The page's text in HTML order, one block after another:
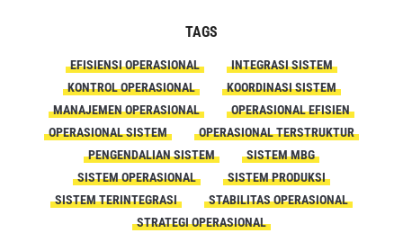
TAGS
EFISIENSI OPERASIONAL
INTEGRASI SISTEM
KONTROL OPERASIONAL
KOORDINASI SISTEM
MANAJEMEN OPERASIONAL
OPERASIONAL EFISIEN
OPERASIONAL SISTEM
OPERASIONAL TERSTRUKTUR
PENGENDALIAN SISTEM
SISTEM MBG
SISTEM OPERASIONAL
SISTEM PRODUKSI
SISTEM TERINTEGRASI
STABILITAS OPERASIONAL
STRATEGI OPERASIONAL